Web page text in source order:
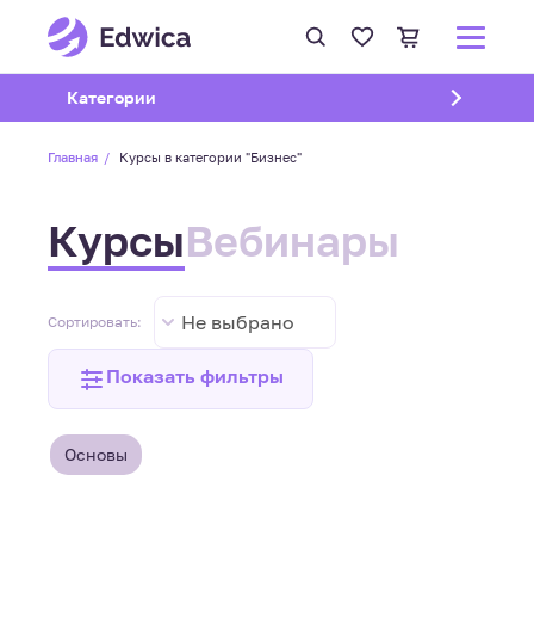
Открыть подменю
Категории
Главная Курсы в категории "Бизнес"
КурсыВебинары
Сортировать: Не выбрано
Показать фильтры
Основы